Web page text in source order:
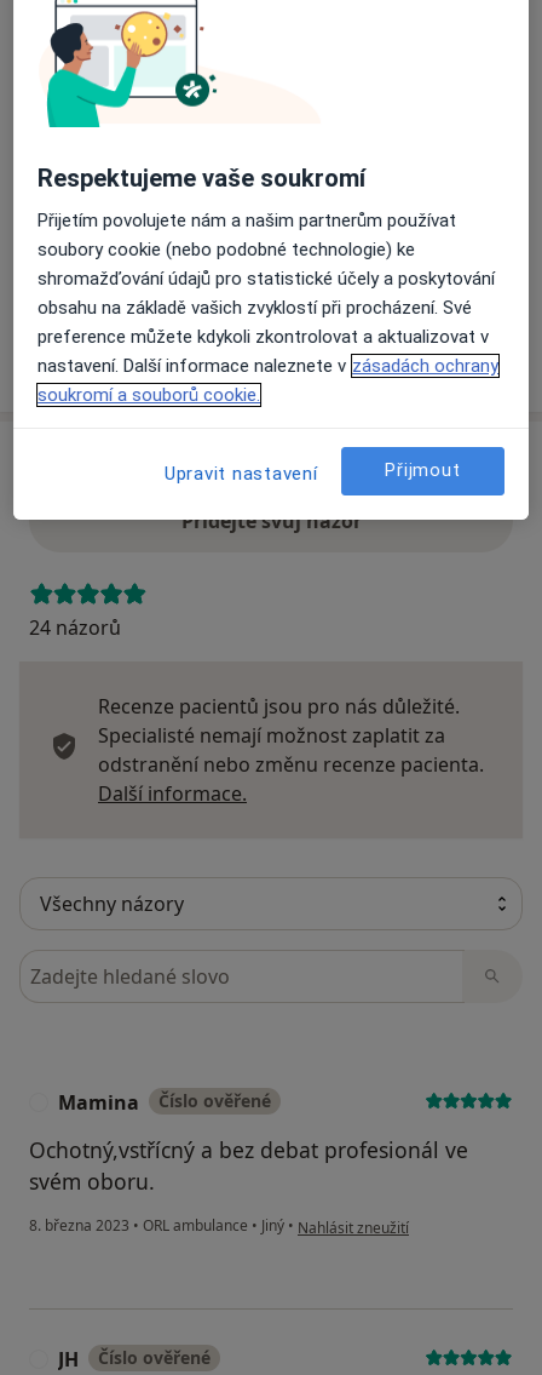
Dostupnost
Na této adrese online kalendář není aktivní
Co mám v takové situaci udělat?
Způsoby platby (soukromé návštěvy)
Na teto adrese lékař přijímá pacienty na pojišťovnu
Detaily
Více
o adrese
Přidejte svůj názor
24 názorů
Recenze pacientů jsou pro nás důležité.
Specialisté nemají možnost zaplatit za
odstranění nebo změnu recenze pacienta.
Další informace.
Hledejte v názorech
Mamina Číslo ověřené
Ochotný,vstřícný a bez debat profesionál ve
svém oboru.
8. března 2023 • ORL ambulance • Jiný • podle názoru uživatele Mamina
Nahlásit zneužití
JH Číslo ověřené
Respektujeme vaše soukromí
Přijetím povolujete nám a našim partnerům používat
soubory cookie (nebo podobné technologie) ke
shromažďování údajů pro statistické účely a poskytování
obsahu na základě vašich zvyklostí při procházení. Své
preference můžete kdykoli zkontrolovat a aktualizovat v
nastavení. Další informace naleznete v zásadách ochrany
soukromí a souborů cookie.
Upravit nastavení Přijmout